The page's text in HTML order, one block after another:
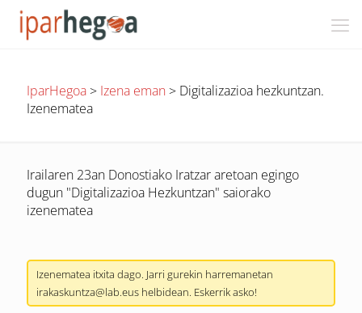
IparHegoa> Izena eman> Digitalizazioa hezkuntzan.
Izenematea
Irailaren 23an Donostiako Iratzar aretoan egingo
dugun "Digitalizazioa Hezkuntzan" saiorako
izenematea
Izenematea itxita dago. Jarri gurekin harremanetan
irakaskuntza@lab.eus helbidean. Eskerrik asko!